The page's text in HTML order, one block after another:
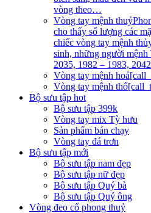
vòng theo…
Vòng tay mệnh thuỷ
cho thấy số lượng các
chiếc vòng tay mệnh
sinh, những người mệnh
2035, 1982 – 1983,
Vòng tay mệnh hoả
Vòng tay mệnh thổ
Bộ sưu tập hot
Bộ sưu tập 399k
Vòng tay mix Tỳ hưu
Sản phẩm bán chạy
Vòng tay đá trơn
Bộ sưu tập mới
Bộ sưu tập nam đẹp
Bộ sưu tập nữ đẹp
Bộ sưu tập Quý bà
Bộ sưu tập Quý ông
Vòng đeo cổ phong thuỷ